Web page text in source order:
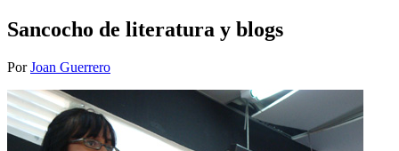
Sancocho de literatura y blogs
PorJoan Guerrero